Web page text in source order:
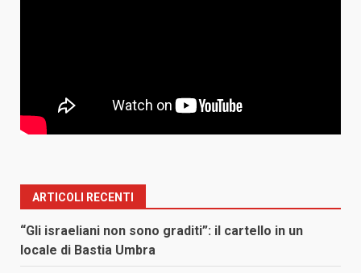
ARTICOLI RECENTI
“Gli israeliani non sono graditi”: il cartello in un
locale di Bastia Umbra